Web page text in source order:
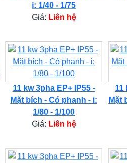
i: 1/40 - 1/75
Giá: Liên hệ
11 kw 3pha EP+ IP55 -
Mặt bích - Có phanh - i:
1/80 - 1/100
Giá: Liên hệ
11
Mặt